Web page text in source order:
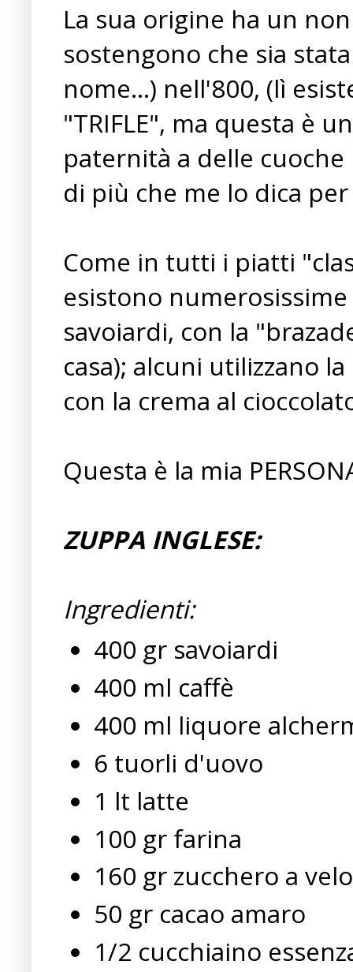
La sua origine ha un
sostengono che sia
nome...) nell'800, (lì
"TRIFLE", ma questa è
paternità a delle
di più che me lo dica
Come in tutti i piatti
esistono
savoiardi, con la
casa); alcuni utilizzano
con la crema al
Questa è la mia
ZUPPA INGLESE:
Ingredienti:
400 gr savoiardi
400 ml caffè
400 ml liquore
6 tuorli d'uovo
1 lt latte
100 gr farina
160 gr zucchero a velo
50 gr cacao amaro
1/2 cucchiaino